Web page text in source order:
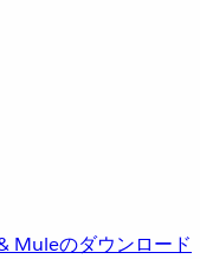
Muleのダウンロード